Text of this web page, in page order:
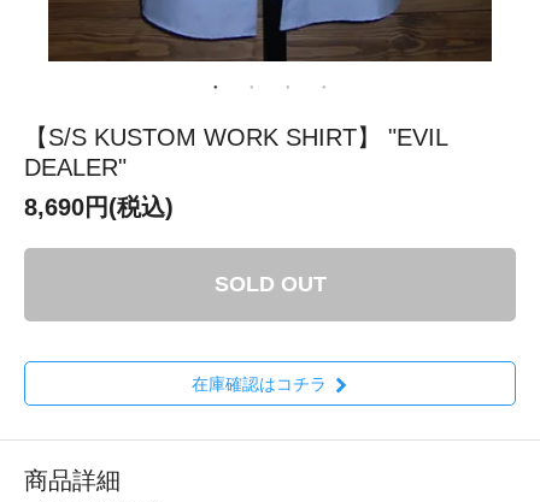
【S/S KUSTOM WORK SHIRT】 "EVIL
DEALER"
8,690円(税込)
SOLD OUT
在庫確認はコチラ
商品詳細